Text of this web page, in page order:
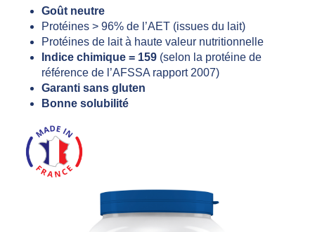
Goût neutre
Protéines > 96% de l’AET (issues du lait)
Protéines de lait à haute valeur nutritionnelle
Indice chimique = 159 (selon la protéine de
référence de l’AFSSA rapport 2007)
Garanti sans gluten
Bonne solubilité